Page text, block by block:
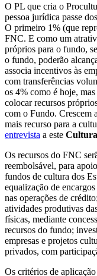
O PL que cria o
pessoa jurídica passe
O primeiro 1% (que
FNC. E como um
próprios para o fundo,
o fundo, poderão
associa incentivos às
com transferências
os 4% como é hoje,
colocar recursos
com o Fundo. Crescem
mais recurso para a
entrevista a este
Os recursos do FNC
reembolsável, para
fundos de cultura dos
equalização de
nas operações de
atividades produtivas
físicas, mediante
recursos do fundo;
empresas e projetos
privados, com
Os critérios de